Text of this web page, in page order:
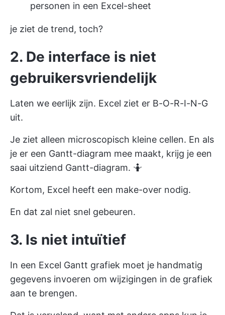
personen in een Excel-sheet
je ziet de trend, toch?
2. De interface is niet
gebruikersvriendelijk
Laten we eerlijk zijn. Excel ziet er B-O-R-I-N-G
uit.
Je ziet alleen microscopisch kleine cellen. En als
je er een Gantt-diagram mee maakt, krijg je een
saai uitziend Gantt-diagram. 🤷
Kortom, Excel heeft een make-over nodig.
En dat zal niet snel gebeuren.
3. Is niet intuïtief
In een Excel Gantt grafiek moet je handmatig
gegevens invoeren om wijzigingen in de grafiek
aan te brengen.